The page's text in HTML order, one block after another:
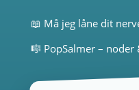
📖 Må jeg låne dit
🎼 PopSalmer – noder